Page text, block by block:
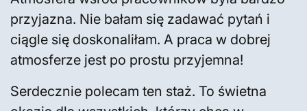
przyjazna. Nie bałam się zadawać pytań i
ciągle się doskonaliłam. A praca w dobrej
atmosferze jest po prostu przyjemna!
Serdecznie polecam ten staż. To świetna